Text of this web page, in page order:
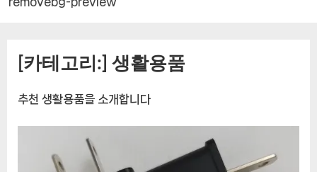
[카테고리:] 생활용품
추천 생활용품을 소개합니다